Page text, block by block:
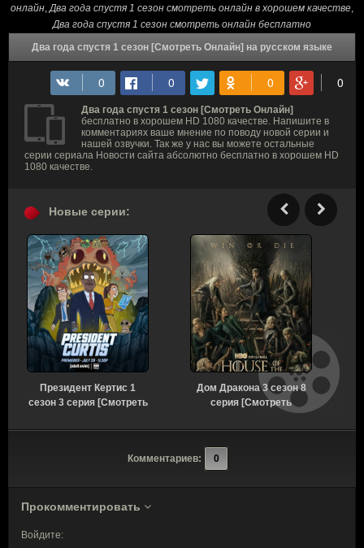
онлайн,Два года спустя 1 сезон смотреть онлайн в хорошем качестве,
Два года спустя 1 сезон смотреть онлайн бесплатно
Два года спустя 1 сезон [Смотреть Онлайн] на русском языке
Два года спустя 1 сезон [Смотреть Онлайн]
бесплатно в хорошем HD 1080 качестве. Напишите в
комментариях ваше мнение по поводу новой серии и
нашей озвучки. Так же у нас вы можете остальные
серии сериала Новости сайта абсолютно бесплатно в хорошем HD
1080 качестве.
Новые серии:
Президент Кертис 1
сезон 3 серия [Смотреть
Дом Дракона 3 сезон 8
серия [Смотреть
Комментариев: 0
Прокомментировать
Войдите: